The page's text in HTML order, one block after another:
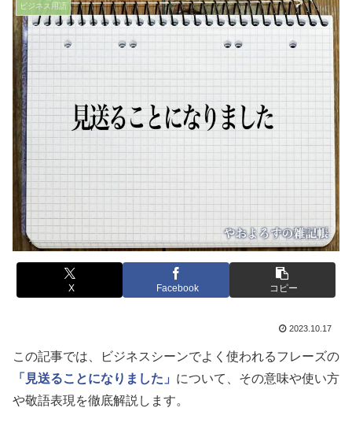
ビジネス用語
X Facebook コピー
2023.10.17
この記事では、ビジネスシーンでよく使われるフレーズの
「見送ることになりました」 について、その意味や使い方
や敬語表現を徹底解説します。